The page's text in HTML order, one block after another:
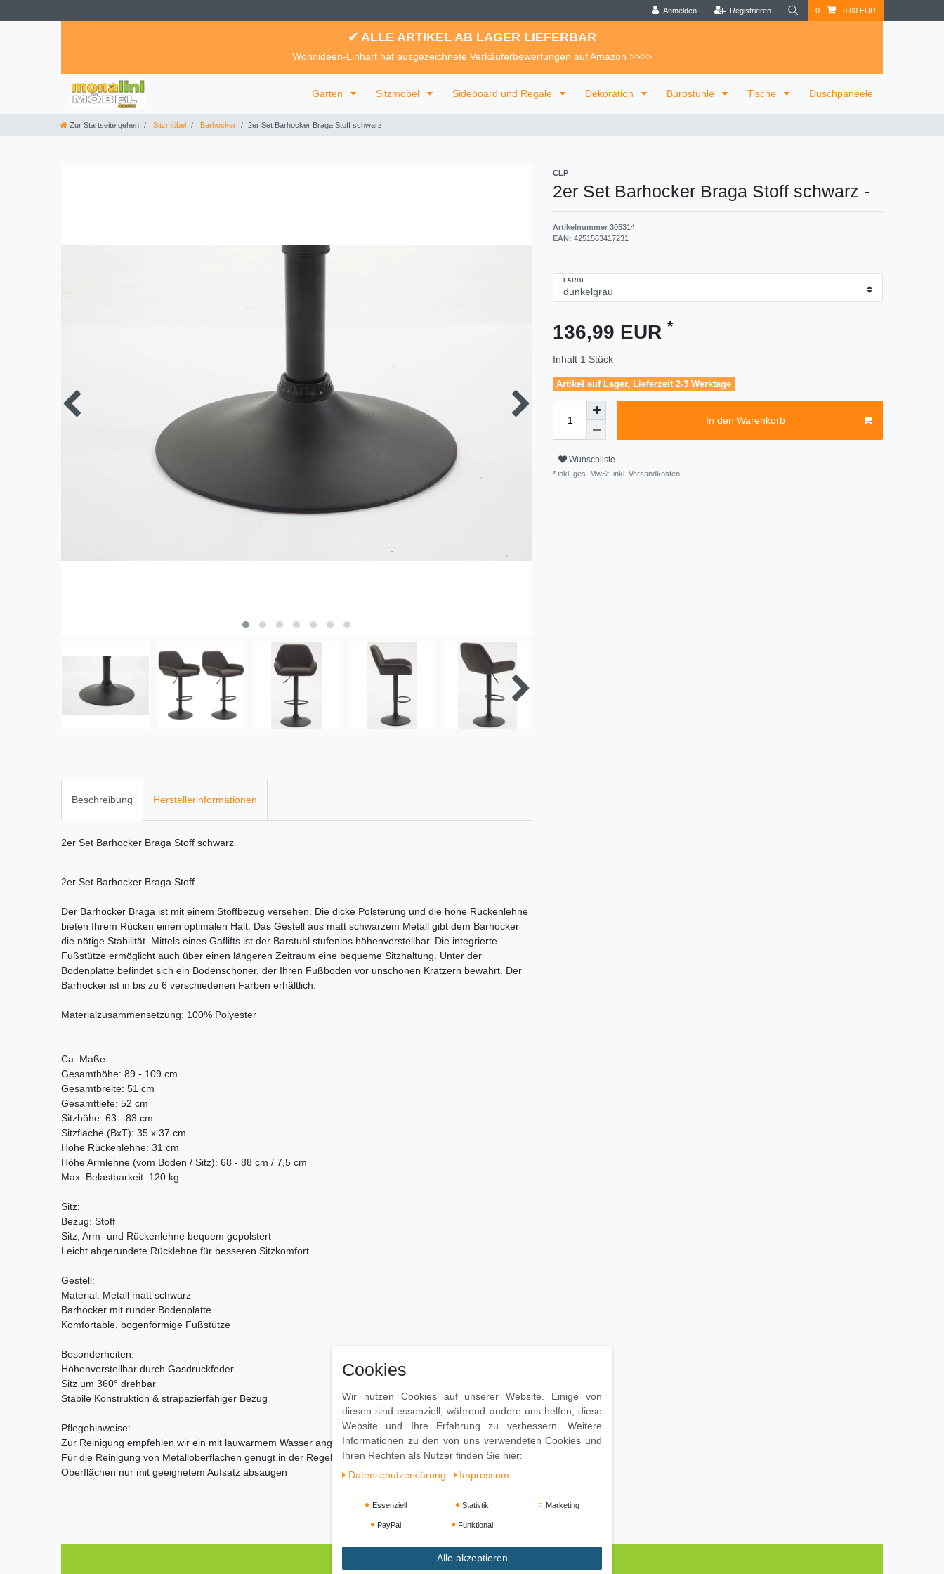
Anmelden Registrieren 0 0,00 EUR
✔ ALLE ARTIKEL AB LAGER LIEFERBAR
Wohnideen-Linhart hat ausgezeichnete Verkäuferbewertungen auf Amazon >>>>
Garten Sitzmöbel Sideboard und Regale Dekoration Bürostühle Tische Duschpaneele
Zur Startseite gehen Sitzmöbel Barhocker 2er Set Barhocker Braga Stoff schwarz
CLP
2er Set Barhocker Braga Stoff schwarz -
Artikelnummer 305314
EAN: 4251563417231
FARBE
136,99 EUR *
Inhalt 1 Stück
Artikel auf Lager, Lieferzeit 2-3 Werktage
In den Warenkorb
Wunschliste
* inkl. ges. MwSt. inkl. Versandkosten
Beschreibung Herstellerinformationen
2er Set Barhocker Braga Stoff schwarz
2er Set Barhocker Braga Stoff
Der Barhocker Braga ist mit einem Stoffbezug versehen. Die dicke Polsterung und die hohe Rückenlehne
bieten Ihrem Rücken einen optimalen Halt. Das Gestell aus matt schwarzem Metall gibt dem Barhocker
die nötige Stabilität. Mittels eines Gaflifts ist der Barstuhl stufenlos höhenverstellbar. Die integrierte
Fußstütze ermöglicht auch über einen längeren Zeitraum eine bequeme Sitzhaltung. Unter der
Bodenplatte befindet sich ein Bodenschoner, der Ihren Fußboden vor unschönen Kratzern bewahrt. Der
Barhocker ist in bis zu 6 verschiedenen Farben erhältlich.
Materialzusammensetzung: 100% Polyester
Ca. Maße:
Gesamthöhe: 89 - 109 cm
Gesamtbreite: 51 cm
Gesamttiefe: 52 cm
Sitzhöhe: 63 - 83 cm
Sitzfläche (BxT): 35 x 37 cm
Höhe Rückenlehne: 31 cm
Höhe Armlehne (vom Boden / Sitz): 68 - 88 cm / 7,5 cm
Max. Belastbarkeit: 120 kg
Sitz:
Bezug: Stoff
Sitz, Arm- und Rückenlehne bequem gepolstert
Leicht abgerundete Rücklehne für besseren Sitzkomfort
Gestell:
Material: Metall matt schwarz
Barhocker mit runder Bodenplatte
Komfortable, bogenförmige Fußstütze
Besonderheiten:
Höhenverstellbar durch Gasdruckfeder
Sitz um 360° drehbar
Stabile Konstruktion & strapazierfähiger Bezug
Pflegehinweise:
Zur Reinigung empfehlen wir ein mit lauwarmem Wasser angefeuchtetes Baumwolltuch
Für die Reinigung von Metalloberflächen genügt in der Regel eine milde Spüllösung
Oberflächen nur mit geeignetem Aufsatz absaugen
Cookies
Wir nutzen Cookies auf unserer Website. Einige von
diesen sind essenziell, während andere uns helfen, diese
Website und Ihre Erfahrung zu verbessern. Weitere
Informationen zu den von uns verwendeten Cookies und
Ihren Rechten als Nutzer finden Sie hier:
Daten­schutz­erklärung
Impressum
Essenziell Statistik Marketing
PayPal Funktional
Alle akzeptieren